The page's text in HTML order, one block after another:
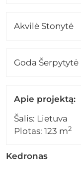
Akvilė Stonytė
Goda Šerpytytė
Apie projektą:
Šalis: Lietuva
Plotas: 123 m2
Kedronas